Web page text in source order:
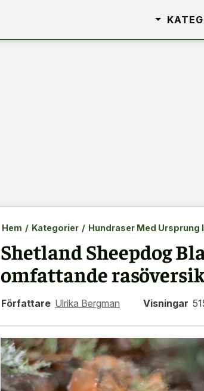
Hem / Kategorier / Hundraser Med Ursprung
Shetland Sheepdog
omfattande
Författare Ulrika Bergman Visningar